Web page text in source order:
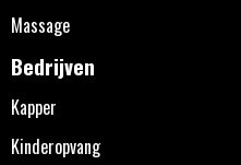
Massage
Bedrijven
Kapper
Kinderopvang